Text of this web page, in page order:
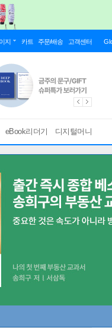
지 카트 주문/배송 고객센터
eBook리더기 디지털머니